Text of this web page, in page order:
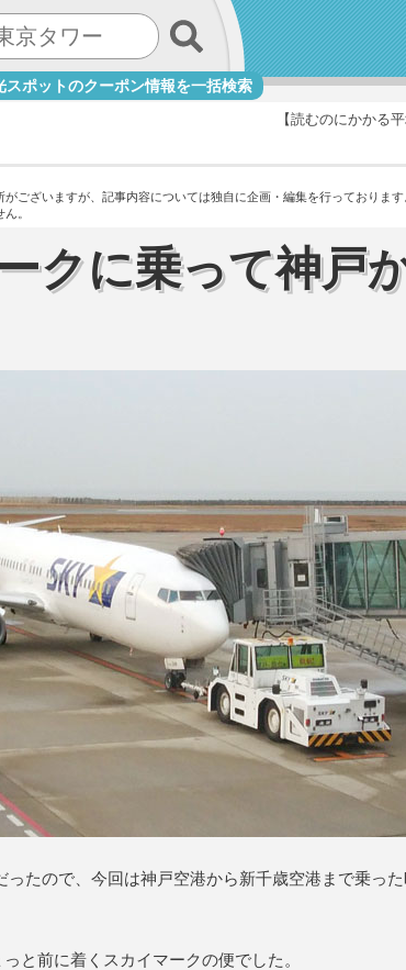
スポットのクーポン情報を一括検索
【読むのにかかる平
ございますが、記事内容については独自に企画・編集を行っております
。
クに乗って神戸
たので、今回は神戸空港から新千歳空港まで乗っ
と前に着くスカイマークの便でした。